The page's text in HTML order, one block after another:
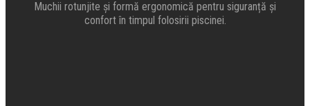
Muchii rotunjite și formă ergonomică pentru siguranță și
confort în timpul folosirii piscinei.